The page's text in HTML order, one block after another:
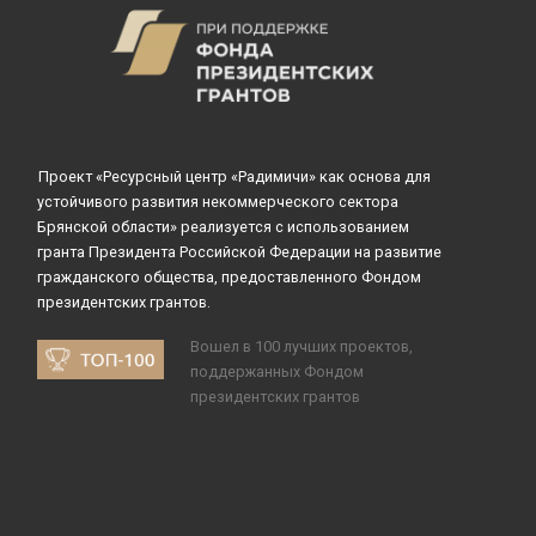
Проект «Ресурсный центр «Радимичи» как основа для
устойчивого развития некоммерческого сектора
Брянской области» реализуется с использованием
гранта Президента Российской Федерации на развитие
гражданского общества, предоставленного Фондом
президентских грантов.
Вошел в 100 лучших проектов,
поддержанных Фондом
президентских грантов